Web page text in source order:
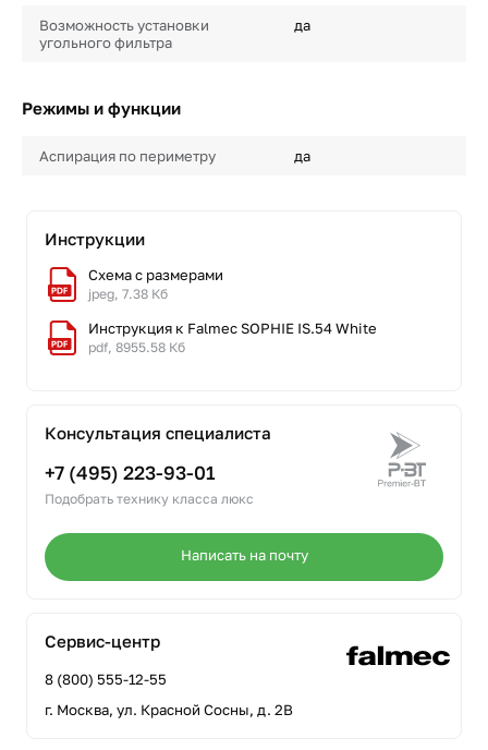
Возможность установки
угольного фильтра
да
Режимы и функции
Аспирация по периметру да
Инструкции
Схема с размерами
jpeg, 7.38 Кб
Инструкция к Falmec SOPHIE IS.54 White
pdf, 8955.58 Кб
Консультация специалиста
+7 (495) 223-93-01
Подобрать технику класса люкс
Написать на почту
Сервис-центр
8 (800) 555-12-55
г. Москва, ул. Красной Сосны, д. 2В